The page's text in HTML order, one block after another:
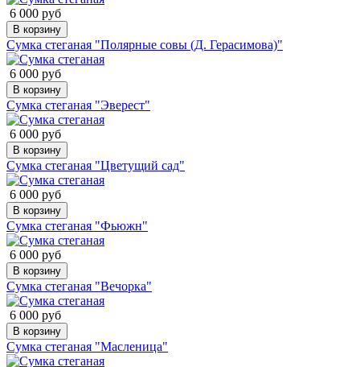
6 000 руб
В корзину
Сумка стеганая "Полярные совы (Д. Герасимова)"
6 000 руб
В корзину
Сумка стеганая "Эверест"
6 000 руб
В корзину
Сумка стеганая "Цветущий сад"
6 000 руб
В корзину
Сумка стеганая "Фьюжн"
6 000 руб
В корзину
Сумка стеганая "Вечорка"
6 000 руб
В корзину
Сумка стеганая "Масленица"